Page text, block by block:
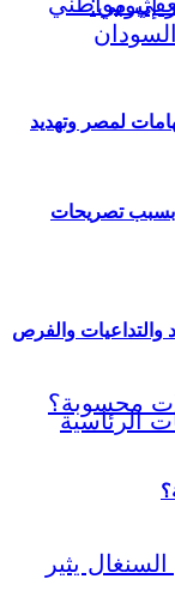
بسبب تصريحات
لمصر وتهديد
والتداعيات والفرص